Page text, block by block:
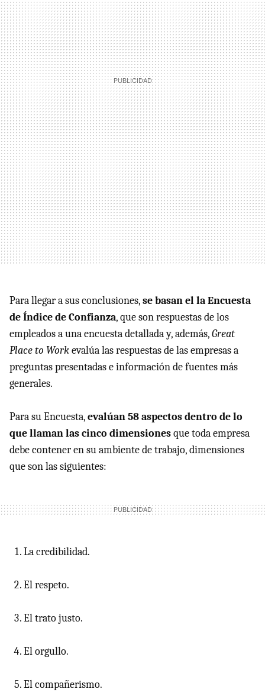
Para llegar a sus conclusiones,se basan el la Encuesta
de Índice de Confianza, que son respuestas de los
empleados a una encuesta detallada y, además,Great
Place to Workevalúa las respuestas de las empresas a
preguntas presentadas e información de fuentes más
generales.
Para su Encuesta,evalúan 58 aspectos dentro de lo
que llaman las cinco dimensionesque toda empresa
debe contener en su ambiente de trabajo, dimensiones
que son las siguientes:
La credibilidad.
El respeto.
El trato justo.
El orgullo.
El compañerismo.